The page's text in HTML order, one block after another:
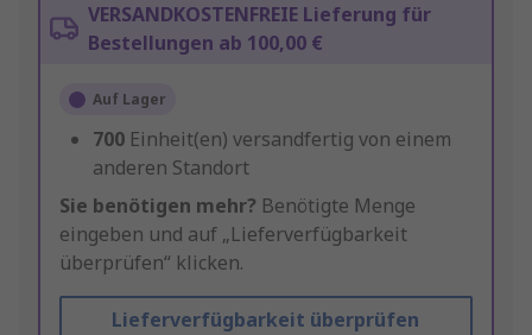
VERSANDKOSTENFREIE Lieferung für
Bestellungen ab 100,00 €
Auf Lager
700 Einheit(en) versandfertig von einem
anderen Standort
Sie benötigen mehr? Benötigte Menge
eingeben und auf „Lieferverfügbarkeit
überprüfen“ klicken.
Lieferverfügbarkeit überprüfen